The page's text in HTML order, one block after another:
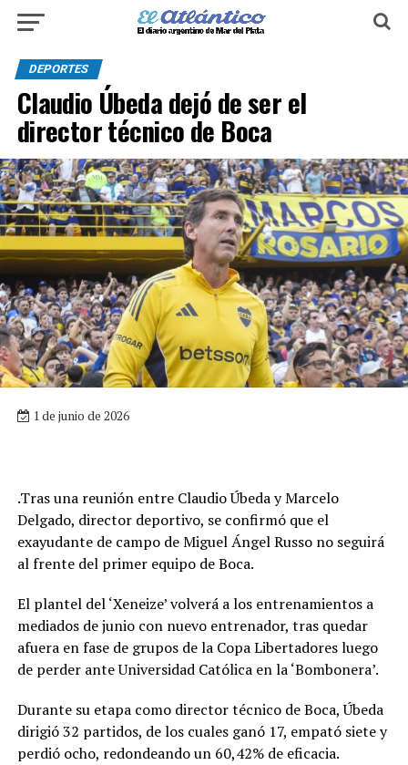
DEPORTES
Claudio Úbeda dejó de ser el
director técnico de Boca
1 de junio de 2026
.Tras una reunión entre Claudio Úbeda y Marcelo
Delgado, director deportivo, se confirmó que el
exayudante de campo de Miguel Ángel Russo no seguirá
al frente del primer equipo de Boca.
El plantel del ‘Xeneize’ volverá a los entrenamientos a
mediados de junio con nuevo entrenador, tras quedar
afuera en fase de grupos de la Copa Libertadores luego
de perder ante Universidad Católica en la ‘Bombonera’.
Durante su etapa como director técnico de Boca, Úbeda
dirigió 32 partidos, de los cuales ganó 17, empató siete y
perdió ocho, redondeando un 60,42% de eficacia.